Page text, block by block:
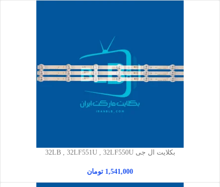
بکلایت ال جی 32LB , 32LF551U , 32LF550U
1,541,000 تومان